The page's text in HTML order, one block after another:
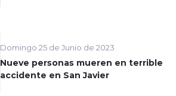
Domingo 25 de Junio de 2023
Nueve personas mueren en terrible
accidente en San Javier